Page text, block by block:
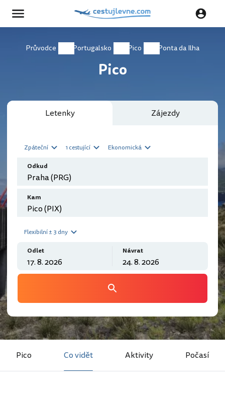
Průvodce Portugalsko Pico Ponta da Ilha
Pico
Letenky Zájezdy
Zpáteční 1 cestující Ekonomická
Odkud
Kam
Flexibilní ± 3 dny
Odlet Návrat
Pico Co vidět Aktivity Počasí